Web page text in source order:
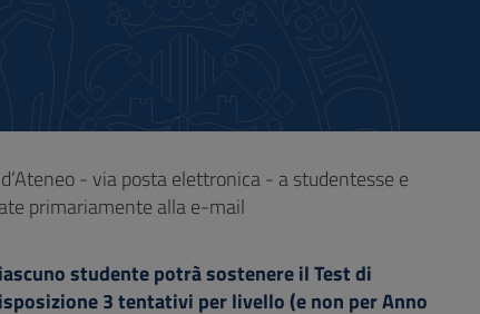
- via posta elettronica - a studentesse e
primariamente alla e-mail
studente potrà sostenere il Test di
3 tentativi per livello (e non per Anno